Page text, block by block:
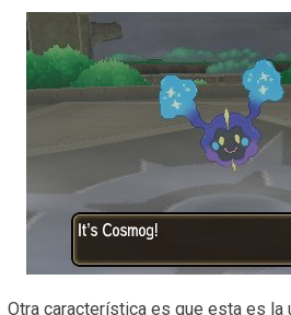
Otra característica es que esta es la